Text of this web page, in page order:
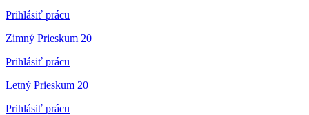
Prihlásiť prácu
Zimný Prieskum 20
Prihlásiť prácu
Letný Prieskum 20
Prihlásiť prácu